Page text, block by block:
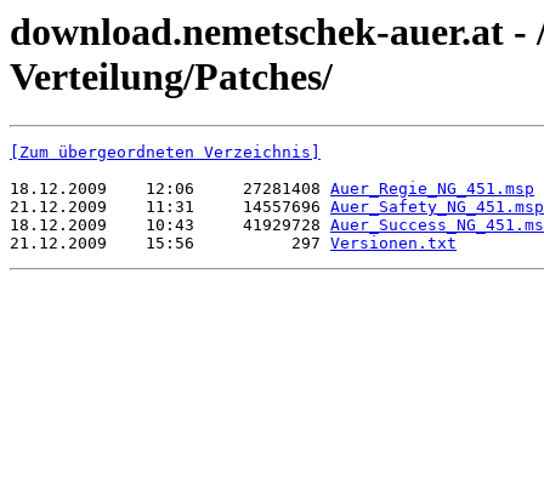
download.nemetschek-auer.at
Verteilung/Patches/
[Zum übergeordneten Verzeichnis]
18.12.2009    12:06     27281408 Auer_Regie_NG_451.msp
21.12.2009    11:31     14557696 Auer_Safety_NG_451.msp
18.12.2009    10:43     41929728
21.12.2009    15:56          297 Versionen.txt